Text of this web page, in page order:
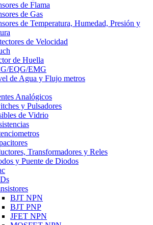
de Flama
de Gas
de Temperatura, Humedad, Presión y
de Velocidad
de Huella
EQG/EMG
de Agua y Flujo metros
Analógicos
y Pulsadores
de Vidrio
Transformadores y Reles
y Puente de Diodos
BJT NPN
BJT PNP
JFET NPN